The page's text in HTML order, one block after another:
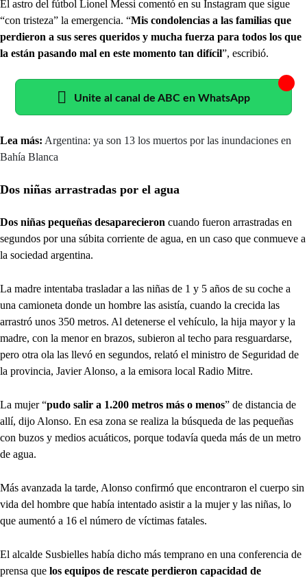
El astro del fútbol Lionel Messi comentó en su Instagram que sigue
“con tristeza” la emergencia. “Mis condolencias a las familias que
perdieron a sus seres queridos y mucha fuerza para todos los que
la están pasando mal en este momento tan difícil”, escribió.
Unite al canal de ABC en WhatsApp
Lea más: Argentina: ya son 13 los muertos por las inundaciones en
Bahía Blanca
Dos niñas arrastradas por el agua
Dos niñas pequeñas desaparecieron cuando fueron arrastradas en
segundos por una súbita corriente de agua, en un caso que conmueve a
la sociedad argentina.
La madre intentaba trasladar a las niñas de 1 y 5 años de su coche a
una camioneta donde un hombre las asistía, cuando la crecida las
arrastró unos 350 metros. Al detenerse el vehículo, la hija mayor y la
madre, con la menor en brazos, subieron al techo para resguardarse,
pero otra ola las llevó en segundos, relató el ministro de Seguridad de
la provincia, Javier Alonso, a la emisora local Radio Mitre.
La mujer “pudo salir a 1.200 metros más o menos” de distancia de
allí, dijo Alonso. En esa zona se realiza la búsqueda de las pequeñas
con buzos y medios acuáticos, porque todavía queda más de un metro
de agua.
Más avanzada la tarde, Alonso confirmó que encontraron el cuerpo sin
vida del hombre que había intentado asistir a la mujer y las niñas, lo
que aumentó a 16 el número de víctimas fatales.
El alcalde Susbielles había dicho más temprano en una conferencia de
prensa que los equipos de rescate perdieron capacidad de